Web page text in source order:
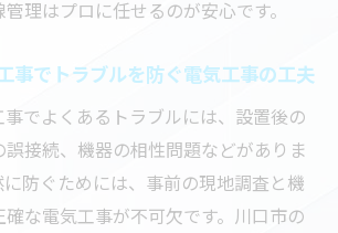
理はプロに任せるのが安心です。
事でトラブルを防ぐ電気工事の工夫
でよくあるトラブルには、設置後の
接続、機器の相性問題などがありま
防ぐためには、事前の現地調査と機
な電気工事が不可欠です。川口市の